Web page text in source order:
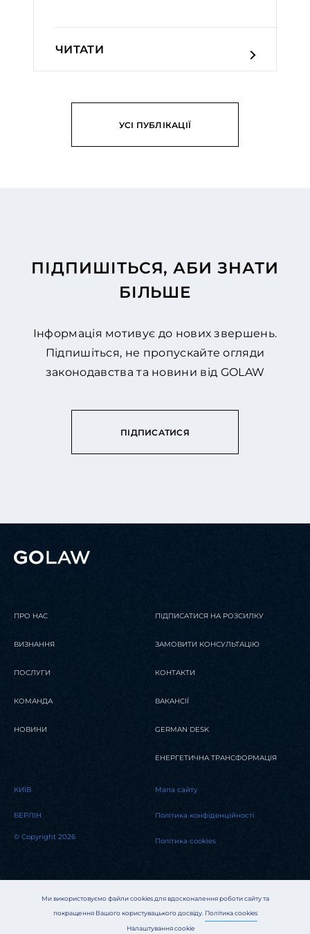
ЧИТАТИ
УСІ ПУБЛІКАЦІЇ
ПІДПИШІТЬСЯ, АБИ ЗНАТИ
БІЛЬШЕ
Інформація мотивує до нових звершень.
Підпишіться, не пропускайте огляди
законодавства та новини від GOLAW
ПІДПИСАТИСЯ
Ми використовуємо файли cookies для вдосконалення роботи сайту та
покращення Вашого користувацького досвіду. Політика cookies
Налаштування cookie
ПРО НАС
ВИЗНАННЯ
ПОСЛУГИ
КОМАНДА
НОВИНИ
ПІДПИСАТИСЯ НА РОЗСИЛКУ
ЗАМОВИТИ КОНСУЛЬТАЦІЮ
КОНТАКТИ
ВАКАНСІЇ
GERMAN DESK
ЕНЕРГЕТИЧНА ТРАНСФОРМАЦІЯ
KИЇВ
БЕРЛІН
© Copyright 2026
Мапа сайту
Політика конфіденційності
Політика cookies